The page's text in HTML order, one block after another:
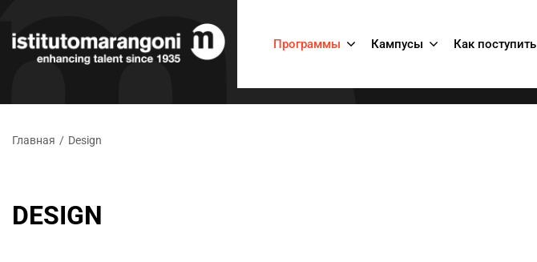
Программы Кампусы Как поступить
Главная / Design
DESIGN